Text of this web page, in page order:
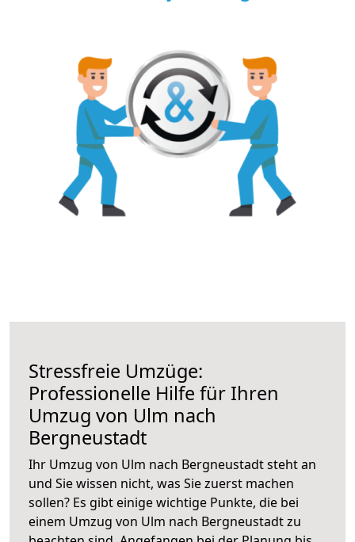
Stressfreie Umzüge:
Professionelle Hilfe für Ihren
Umzug von Ulm nach
Bergneustadt
Ihr Umzug von Ulm nach Bergneustadt steht an
und Sie wissen nicht, was Sie zuerst machen
sollen? Es gibt einige wichtige Punkte, die bei
einem Umzug von Ulm nach Bergneustadt zu